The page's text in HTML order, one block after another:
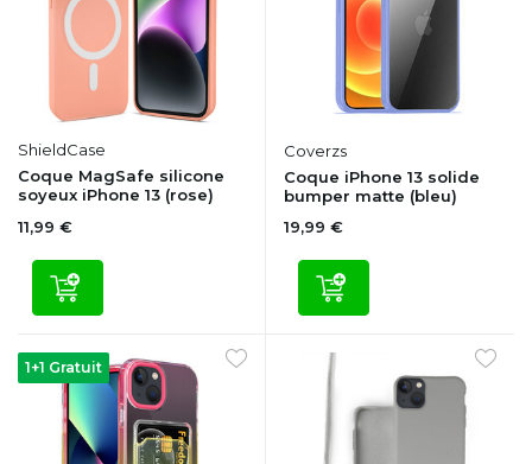
ShieldCase
Coque MagSafe silicone
soyeux iPhone 13 (rose)
11,99 €
Coverzs
Coque iPhone 13 solide
bumper matte (bleu)
19,99 €
1+1 Gratuit